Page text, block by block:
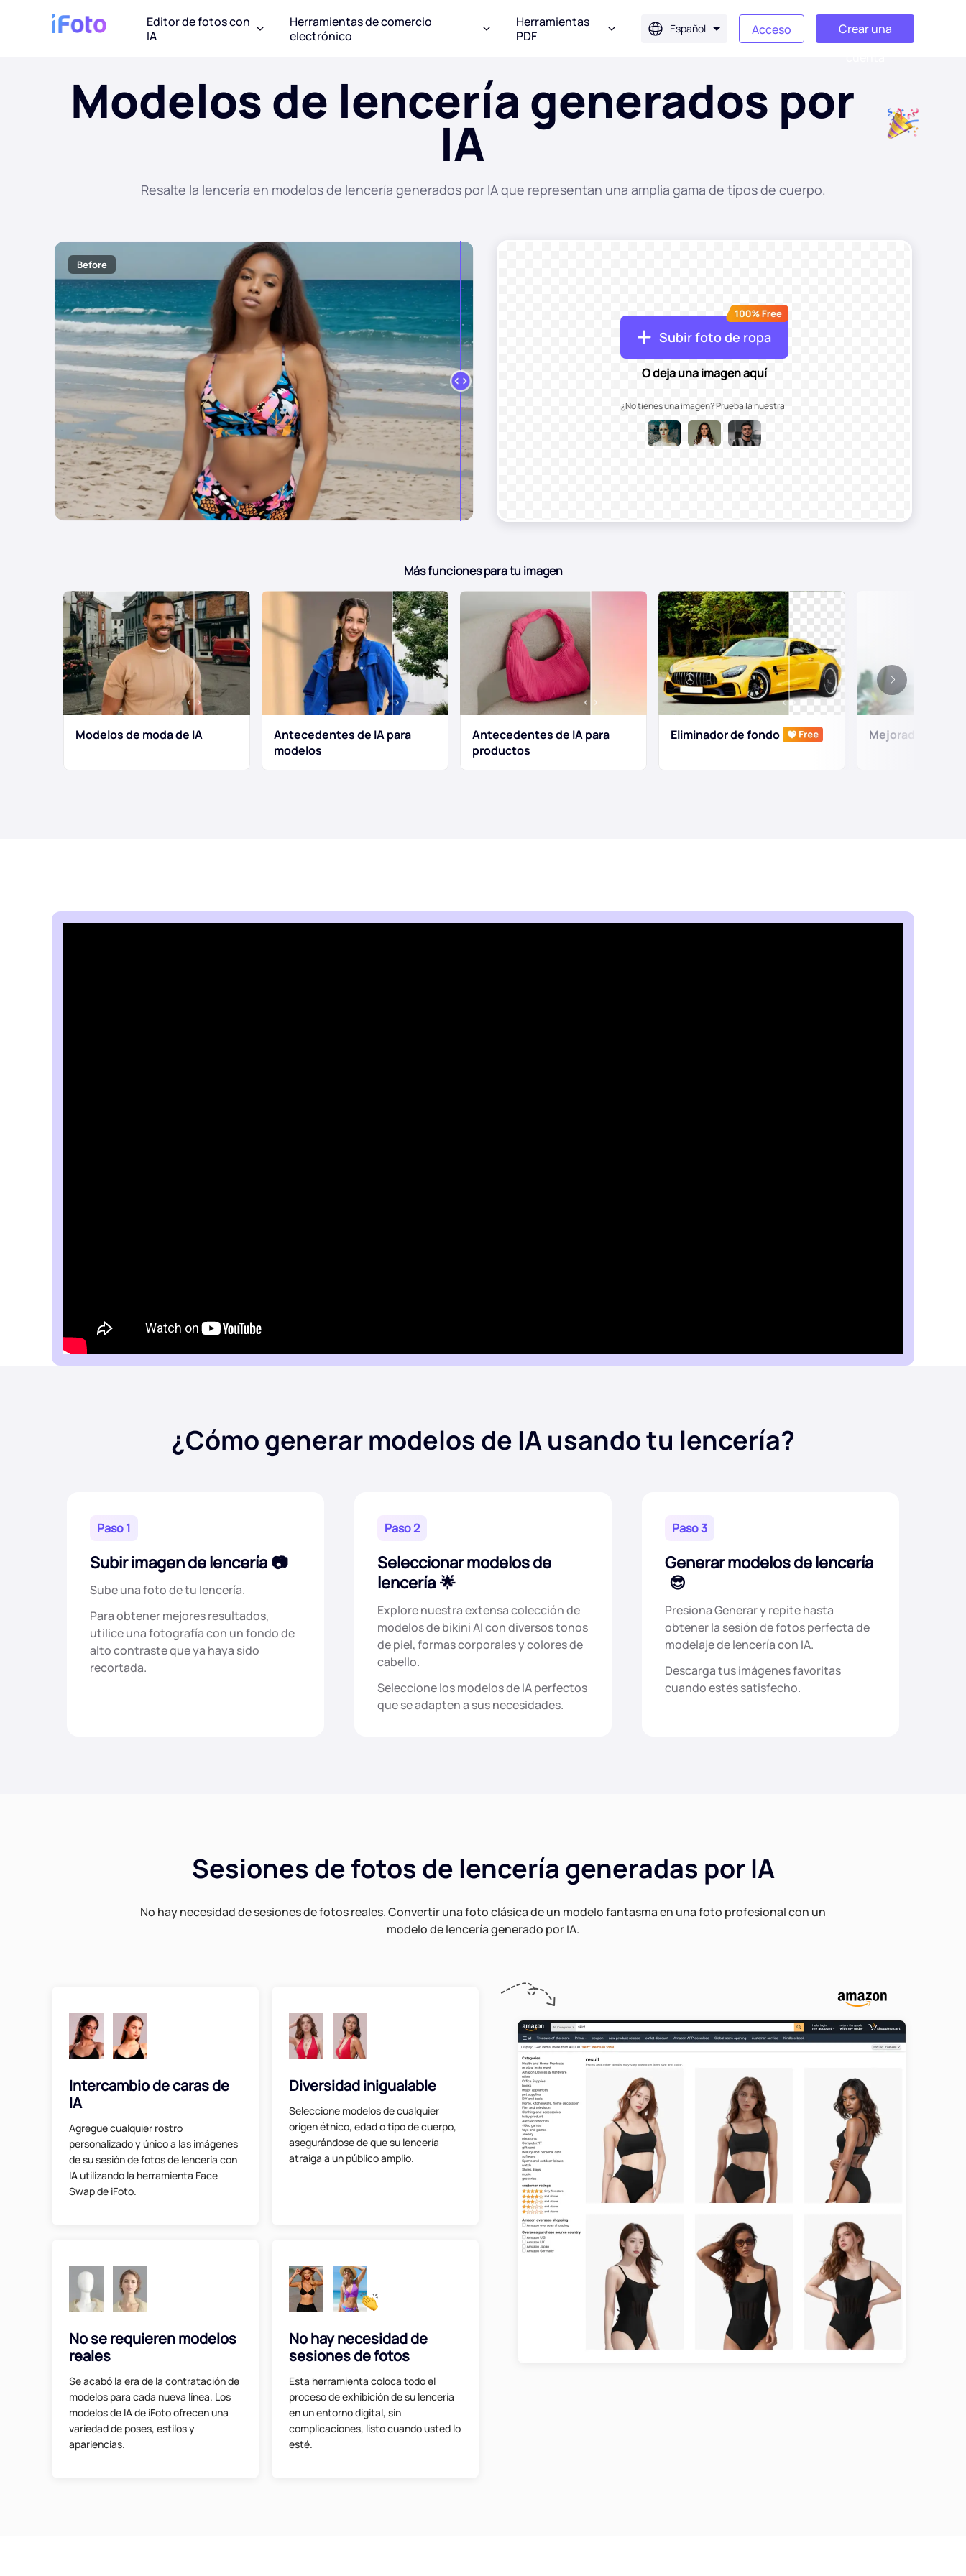
Editor de fotos con
IA
Herramientas de comercio
electrónico
Herramientas
PDF
Español Acceso
Crear una
Modelos de lencería generados por
IA
Resalte la lencería en modelos de lencería generados por IA que representan una amplia gama de tipos de cuerpo.
Before
Subir foto de ropa
O deja una imagen aquí
¿No tienes una imagen? Prueba la nuestra:
Más funciones para tu imagen
Modelos de moda de IA
Antecedentes de IA para
modelos
Antecedentes de IA para
productos
Eliminador de fondo Mejorador de
¿Cómo generar modelos de IA usando tu lencería?
Paso 1
Subir imagen de lencería
Sube una foto de tu lencería.
Para obtener mejores resultados,
utilice una fotografía con un fondo de
alto contraste que ya haya sido
recortada.
Paso 2
Seleccionar modelos de
lencería
Explore nuestra extensa colección de
modelos de bikini AI con diversos tonos
de piel, formas corporales y colores de
cabello.
Seleccione los modelos de IA perfectos
que se adapten a sus necesidades.
Paso 3
Generar modelos de lencería
Presiona Generar y repite hasta
obtener la sesión de fotos perfecta de
modelaje de lencería con IA.
Descarga tus imágenes favoritas
cuando estés satisfecho.
Sesiones de fotos de lencería generadas por IA
No hay necesidad de sesiones de fotos reales. Convertir una foto clásica de un modelo fantasma en una foto profesional con un
modelo de lencería generado por IA.
Intercambio de caras de
IA
Agregue cualquier rostro
personalizado y único a las imágenes
de su sesión de fotos de lencería con
IA utilizando la herramienta Face
Swap de iFoto.
Diversidad inigualable
Seleccione modelos de cualquier
origen étnico, edad o tipo de cuerpo,
asegurándose de que su lencería
atraiga a un público amplio.
No se requieren modelos
reales
Se acabó la era de la contratación de
modelos para cada nueva línea. Los
modelos de IA de iFoto ofrecen una
variedad de poses, estilos y
apariencias.
No hay necesidad de
sesiones de fotos
Esta herramienta coloca todo el
proceso de exhibición de su lencería
en un entorno digital, sin
complicaciones, listo cuando usted lo
esté.